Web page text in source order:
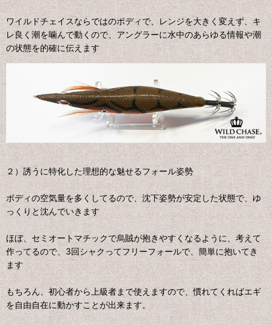
ワイルドチェイスならではのボディで、レンジを大きく変えず、キ
レ良く潮を噛んで動くので、アングラーに水中のあらゆる情報や潮
の状態を的確に伝えます
２）誘うに特化した理想的な魅せるフォール姿勢
ボディの空気量を多くしてるので、沈下姿勢が安定した状態で、ゆ
っくりと沈んでいきます
ほぼ、セミオートマチックで烏賊が抱きやすくなるように、考えて
作ってるので、3回シャクってフリーフォールで、簡単に抱いてき
ます
もちろん、初心者から上級者まで使えますので、慣れてくればエギ
を自由自在に動かすことが出来ます。